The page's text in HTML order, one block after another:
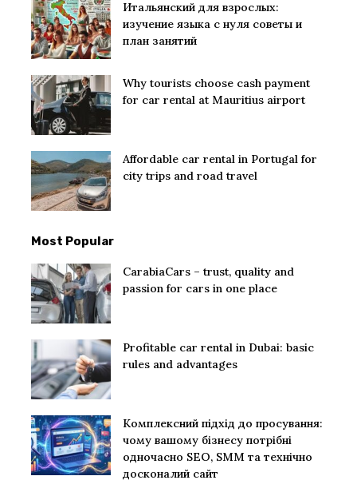
Итальянский для взрослых:
изучение языка с нуля советы и
план занятий
Why tourists choose cash payment
for car rental at Mauritius airport
Affordable car rental in Portugal for
city trips and road travel
Most Popular
CarabiaCars – trust, quality and
passion for cars in one place
Profitable car rental in Dubai: basic
rules and advantages
Комплексний підхід до просування:
чому вашому бізнесу потрібні
одночасно SEO, SMM та технічно
досконалий сайт